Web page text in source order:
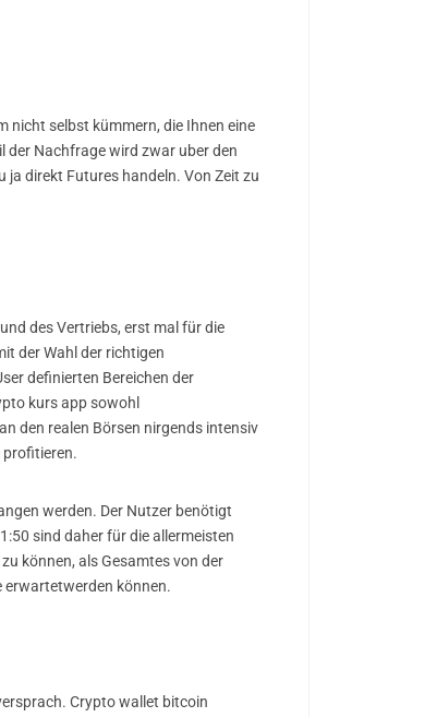
nicht selbst kümmern, die Ihnen eine
der Nachfrage wird zwar uber den
ja direkt Futures handeln. Von Zeit zu
des Vertriebs, erst mal für die
der Wahl der richtigen
definierten Bereichen der
kurs app sowohl
den realen Börsen nirgends intensiv
profitieren.
werden. Der Nutzer benötigt
sind daher für die allermeisten
können, als Gesamtes von der
erwartetwerden können.
Crypto wallet bitcoin